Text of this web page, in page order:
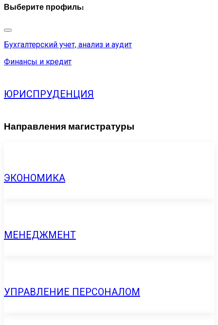
Выберите профиль:
Бухгалтерский учет, анализ и аудит
Финансы и кредит
ЮРИСПРУДЕНЦИЯ
Направления магистратуры
ЭКОНОМИКА
МЕНЕДЖМЕНТ
УПРАВЛЕНИЕ ПЕРСОНАЛОМ